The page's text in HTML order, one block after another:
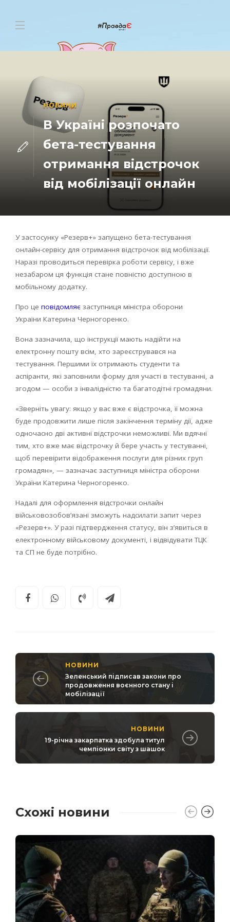
НОВИНИ
В Україні розпочато
бета-тестування
отримання відстрочок
від мобілізації онлайн
У застосунку «Резерв+» запущено бета-тестування
онлайн-сервісу для отримання відстрочок від мобілізації.
Наразі проводиться перевірка роботи сервісу, і вже
незабаром ця функція стане повністю доступною в
мобільному додатку.
Про це повідомляє заступниця міністра оборони
України Катерина Черногоренко.
Вона зазначила, що інструкції мають надійти на
електронну пошту всім, хто зареєструвався на
тестування. Першими їх отримають студенти та
аспіранти, які заповнили форму для участі в тестуванні, а
згодом — особи з інвалідністю та багатодітні громадяни.
«Зверніть увагу: якщо у вас вже є відстрочка, її можна
буде продовжити лише після закінчення терміну дії, адже
одночасно дві активні відстрочки неможливі. Ми вдячні
тим, хто вже має відстрочку й бере участь у тестуванні,
щоб перевірити відображення послуги для різних груп
громадян», — зазначає заступниця міністра оборони
України Катерина Черногоренко.
Надалі для оформлення відстрочки онлайн
військовозобов’язані зможуть надсилати запит через
«Резерв+». У разі підтвердження статусу, він з’явиться в
електронному військовому документі, і відвідувати ТЦК
та СП не буде потрібно.
НОВИНИ
Зеленський підписав закони про
продовження воєнного стану і
мобілізації
НОВИНИ
19-річна закарпатка здобула титул
чемпіонки світу з шашок
Схожі новини